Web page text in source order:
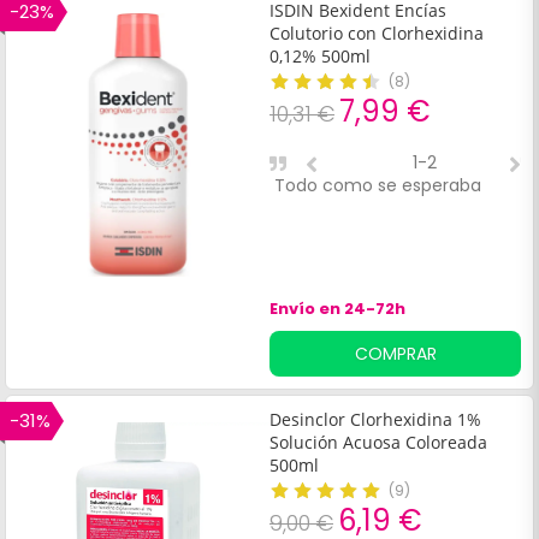
-23%
ISDIN Bexident Encías
Colutorio con Clorhexidina
0,12% 500ml
(8)
10,31 € 7,99 €
Todo como se esperaba
1-2
Envío en 24-72h
COMPRAR
-31%
Desinclor Clorhexidina 1%
Solución Acuosa Coloreada
500ml
(9)
9,00 € 6,19 €